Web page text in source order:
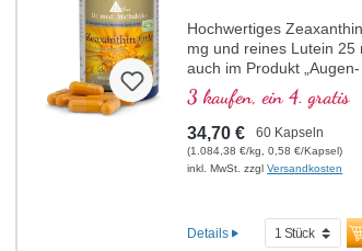
Hochwertiges
mg und reines Lutein 25
auch im Produkt „Augen-
Rezeptur“ enthalten
3 kaufen, ein 4. gratis
34,70 € 60 Kapseln
(1.084,38 €/kg, 0,58 €/Kapsel)
inkl. MwSt. zzglVersandkosten
Details